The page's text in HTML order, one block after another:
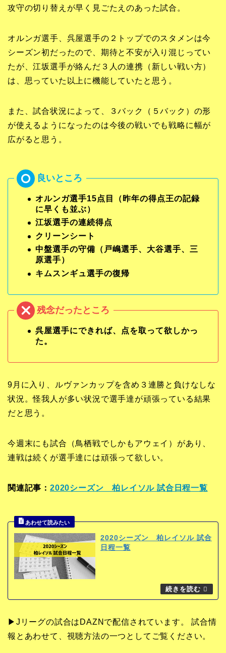
攻守の切り替えが早く見ごたえのあった試合。
オルンガ選手、呉屋選手の２トップでのスタメンは今
シーズン初だったので、期待と不安が入り混じってい
たが、江坂選手が絡んだ３人の連携（新しい戦い方）
は、思っていた以上に機能していたと思う。
また、試合状況によって、３バック（５バック）の形
が使えるようになったのは今後の戦いでも戦略に幅が
広がると思う。
オルンガ選手15点目（昨年の得点王の記録
に早くも並ぶ）
江坂選手の連続得点
クリーンシート
中盤選手の守備（戸嶋選手、大谷選手、三
原選手）
キムスンギュ選手の復帰
呉屋選手にできれば、点を取って欲しかっ
た。
9月に入り、ルヴァンカップを含め３連勝と負けなしな
状況。怪我人が多い状況で選手達が頑張っている結果
だと思う。
今週末にも試合（鳥栖戦でしかもアウェイ）があり、
連戦は続くが選手達には頑張って欲しい。
関連記事： 2020シーズン 柏レイソル 試合日程一覧
2020シーズン 柏レイソル 試合
日程一覧
▶Jリーグの試合はDAZNで配信されています。 試合情
報とあわせて、視聴方法の一つとしてご覧ください。